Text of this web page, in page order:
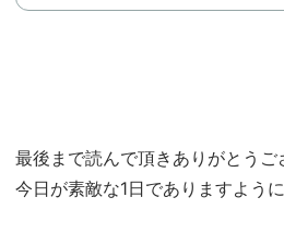
最後まで読んで頂きありがとう
今日が素敵な1日でありますように